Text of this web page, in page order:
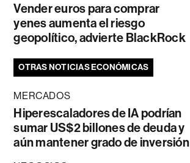
Vender euros para comprar
yenes aumenta el riesgo
geopolítico, advierte BlackRock
OTRAS NOTICIAS ECONÓMICAS
MERCADOS
Hiperescaladores de IA podrían
sumar US$2 billones de deuda y
aún mantener grado de inversión